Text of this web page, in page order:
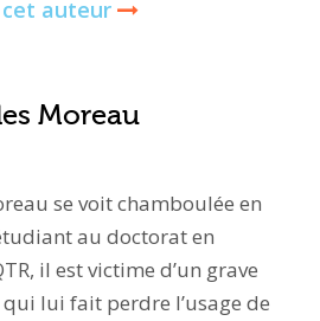
auteur
Moreau
se voit chamboulée en
au doctorat en
il est victime d’un grave
lui fait perdre l’usage de